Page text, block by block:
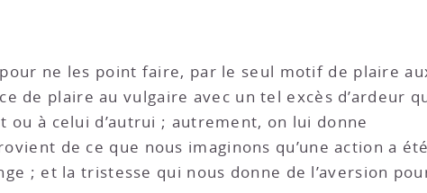
ne les point faire, par le seul motif de plaire
de plaire au vulgaire avec un tel excès d’ardeur
ou à celui d’autrui ; autrement, on lui donne
de ce que nous imaginons qu’une action a
; et la tristesse qui nous donne de l’aversion